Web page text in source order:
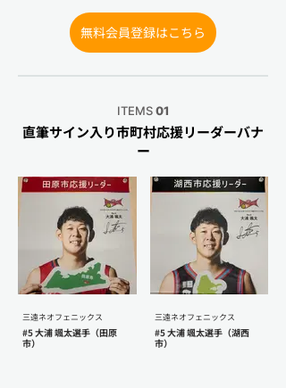
無料会員登録はこちら
ITEMS01
直筆サイン入り市町村応援リーダーバナ
ー
三遠ネオフェニックス
#5 大浦 颯太選手（田原
市）
三遠ネオフェニックス
#5 大浦 颯太選手（湖西
市）